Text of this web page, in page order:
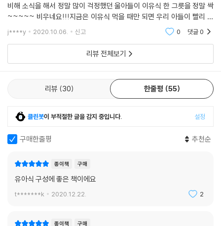
비해 소식을 해서 정말 많이 걱정했던 울아들이 이유식 한 그릇을 정말 싹
~~~~~ 비우네요!!!지금은 이유식 먹을 때만 되면 우리 아들이 빨리 밥
달라고 저를 너무 보채서 피곤할 정도입니다 ㅎㅎ서현이네 유아식 아니었
으면 정말 힘들었을텐데,
j****y 2020.10.06. 신고 0 댓글0
리뷰 전체보기
리뷰 30 한줄평 55
클린봇이 부적절한 글을 감지 중입니다. 설정
구매한줄평 추천순
종이책 구매
유아식 구성에 좋은 책이에요
t*******k 2020.12.22. 2
종이책 구매